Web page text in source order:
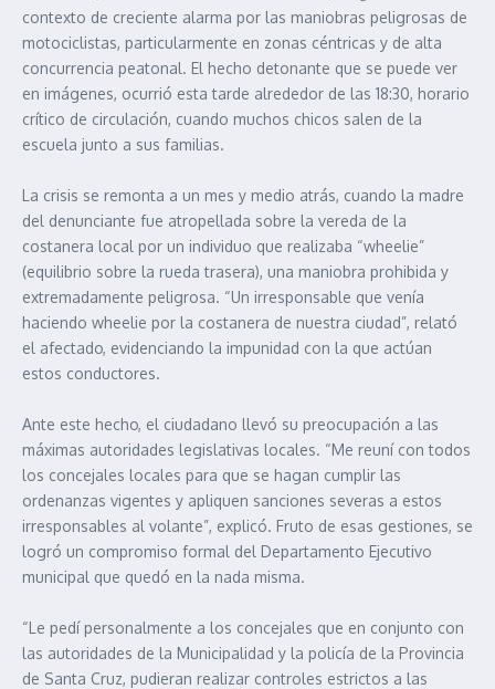
contexto de creciente alarma por las maniobras peligrosas de
motociclistas, particularmente en zonas céntricas y de alta
concurrencia peatonal. El hecho detonante que se puede ver
en imágenes, ocurrió esta tarde alrededor de las 18:30, horario
crítico de circulación, cuando muchos chicos salen de la
escuela junto a sus familias.
La crisis se remonta a un mes y medio atrás, cuando la madre
del denunciante fue atropellada sobre la vereda de la
costanera local por un individuo que realizaba “wheelie”
(equilibrio sobre la rueda trasera), una maniobra prohibida y
extremadamente peligrosa. “Un irresponsable que venía
haciendo wheelie por la costanera de nuestra ciudad”, relató
el afectado, evidenciando la impunidad con la que actúan
estos conductores.
Ante este hecho, el ciudadano llevó su preocupación a las
máximas autoridades legislativas locales. “Me reuní con todos
los concejales locales para que se hagan cumplir las
ordenanzas vigentes y apliquen sanciones severas a estos
irresponsables al volante”, explicó. Fruto de esas gestiones, se
logró un compromiso formal del Departamento Ejecutivo
municipal que quedó en la nada misma.
“Le pedí personalmente a los concejales que en conjunto con
las autoridades de la Municipalidad y la policía de la Provincia
de Santa Cruz, pudieran realizar controles estrictos a las